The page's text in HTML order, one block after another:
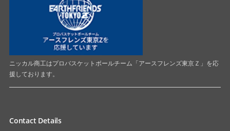
ニッカル商工はプロバスケットボールチーム「アースフレンズ東京Ｚ」を応
援しております。
Contact Details